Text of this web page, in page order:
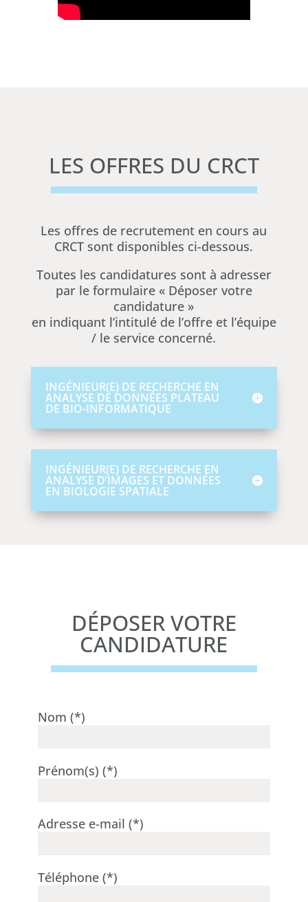
LES OFFRES DU CRCT
Les offres de recrutement en cours au
CRCT sont disponibles ci-dessous.
Toutes les candidatures sont à adresser
par le formulaire « Déposer votre
candidature »
en indiquant l’intitulé de l’offre et l’équipe
/ le service concerné.
INGÉNIEUR(E) DE RECHERCHE EN
ANALYSE DE DONNÉES PLATEAU
DE BIO-INFORMATIQUE
INGÉNIEUR(E) DE RECHERCHE EN
ANALYSE D’IMAGES ET DONNÉES
EN BIOLOGIE SPATIALE
DÉPOSER VOTRE
CANDIDATURE
Nom (*)
Prénom(s) (*)
Adresse e-mail (*)
Téléphone (*)